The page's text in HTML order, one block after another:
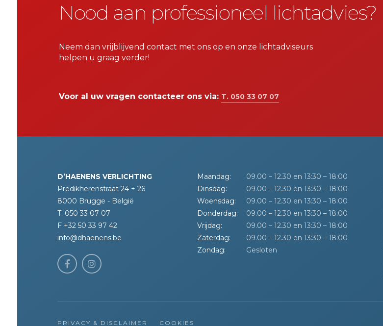
Nood aan professioneel lichtadvies?
Neem dan vrijblijvend contact met ons op en onze lichtadviseurs
helpen u graag verder!
Voor al uw vragen contacteer ons via: T. 050 33 07 07
D’HAENENS VERLICHTING
Predikherenstraat 24 + 26
8000 Brugge - België
T. 050 33 07 07
F +32 50 33 97 42
info@dhaenens.be
Maandag:
09.00 – 12.30 en 13:30 – 18:00
Dinsdag:
09.00 – 12.30 en 13:30 – 18:00
Woensdag:
09.00 – 12.30 en 13:30 – 18:00
Donderdag:
09.00 – 12.30 en 13:30 – 18:00
Vrijdag:
09.00 – 12.30 en 13:30 – 18:00
Zaterdag:
09.00 – 12.30 en 13:30 – 18:00
Zondag:
Gesloten
PRIVACY & DISCLAIMER COOKIES